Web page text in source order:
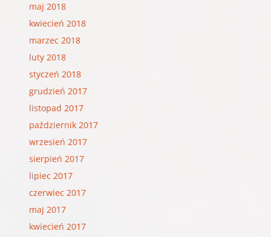
maj 2018
kwiecień 2018
marzec 2018
luty 2018
styczeń 2018
grudzień 2017
listopad 2017
październik 2017
wrzesień 2017
sierpień 2017
lipiec 2017
czerwiec 2017
maj 2017
kwiecień 2017